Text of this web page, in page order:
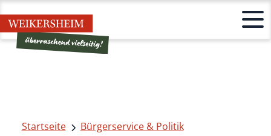
Startseite
Bürgerservice & Politik